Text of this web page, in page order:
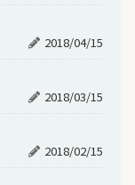
2018/04/15
2018/03/15
2018/02/15